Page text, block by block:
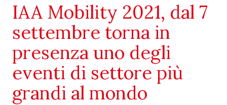
IAA Mobility 2021, dal 7
settembre torna in
presenza uno degli
eventi di settore più
grandi al mondo